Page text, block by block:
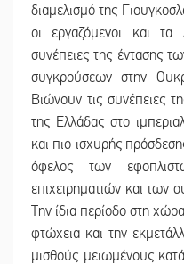
διαμελισμό της
οι εργαζόμενοι και
συνέπειες της έντασης
συγκρούσεων στην
Βιώνουν τις συνέπειες
της Ελλάδας στο
και πιο ισχυρής
όφελος των
επιχειρηματιών και των
Την ίδια περίοδο στη
φτώχεια και την
μισθούς μειωμένους